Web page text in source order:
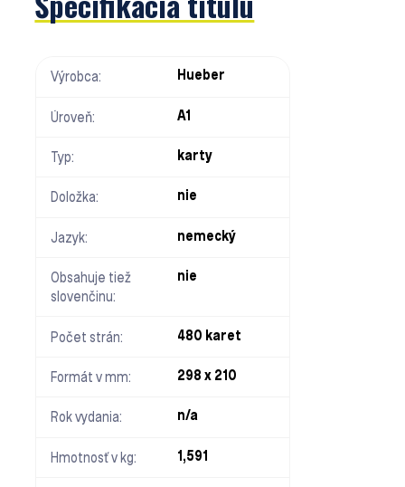
Výrobca: Hueber
Úroveň: A1
Typ: karty
Doložka: nie
Jazyk: nemecký
Obsahuje tiež
slovenčinu:
nie
Počet strán: 480 karet
Formát v mm: 298 x 210
Rok vydania: n/a
Hmotnosť v kg: 1,591